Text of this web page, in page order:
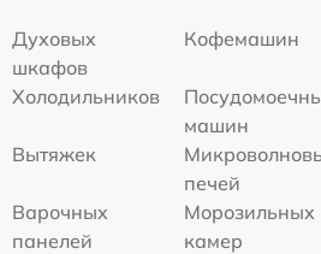
Духовых
шкафов
Кофемашин
Холодильников
машин
Вытяжек
печей
Варочных
панелей
Морозильных
камер